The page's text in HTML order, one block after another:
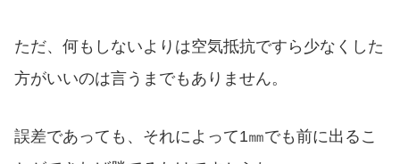
ただ、何もしないよりは空気抵抗ですら少なくした
方がいいのは言うまでもありません。
誤差であっても、それによって1㎜でも前に出るこ